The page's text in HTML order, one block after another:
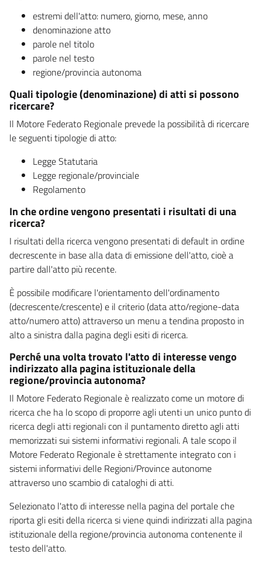
estremi dell'atto: numero, giorno, mese, anno
denominazione atto
parole nel titolo
parole nel testo
regione/provincia autonoma
Quali tipologie (denominazione) di atti si possono
ricercare?
Il Motore Federato Regionale prevede la possibilità di ricercare
le seguenti tipologie di atto:
Legge Statutaria
Legge regionale/provinciale
Regolamento
In che ordine vengono presentati i risultati di una
ricerca?
I risultati della ricerca vengono presentati di default in ordine
decrescente in base alla data di emissione dell'atto, cioè a
partire dall'atto più recente.
È possibile modificare l'orientamento dell'ordinamento
(decrescente/crescente) e il criterio (data atto/regione-data
atto/numero atto) attraverso un menu a tendina proposto in
alto a sinistra dalla pagina degli esiti di ricerca.
Perché una volta trovato l'atto di interesse vengo
indirizzato alla pagina istituzionale della
regione/provincia autonoma?
Il Motore Federato Regionale è realizzato come un motore di
ricerca che ha lo scopo di proporre agli utenti un unico punto di
ricerca degli atti regionali con il puntamento diretto agli atti
memorizzati sui sistemi informativi regionali. A tale scopo il
Motore Federato Regionale è strettamente integrato con i
sistemi informativi delle Regioni/Province autonome
attraverso uno scambio di cataloghi di atti.
Selezionato l'atto di interesse nella pagina del portale che
riporta gli esiti della ricerca si viene quindi indirizzati alla pagina
istituzionale della regione/provincia autonoma contenente il
testo dell'atto.